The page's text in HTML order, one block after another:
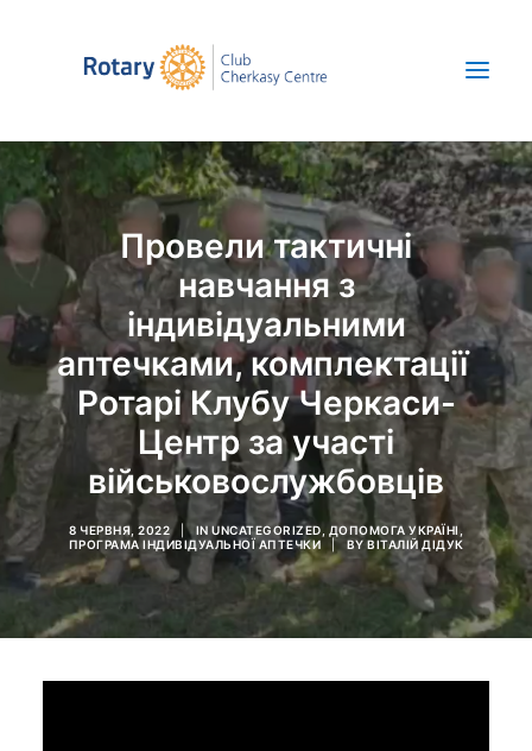
Про нас
Новини
Проекти
Save Ukraine
ENG
+380 67 392 47 52
Провели тактичні
навчання з
індивідуальними
аптечками, комплектації
Ротарі Клубу Черкаси-
Центр за участі
військовослужбовців
8 ЧЕРВНЯ, 2022 IN UNCATEGORIZED ДОПОМОГА УКРАЇНІ
ПРОГРАМА ІНДИВІДУАЛЬНОЇ АПТЕЧКИ
| BYВІТАЛІЙ ДІДУК